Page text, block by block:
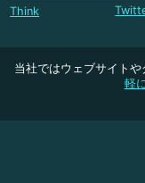
Think
当社ではウェブサイトや
軽